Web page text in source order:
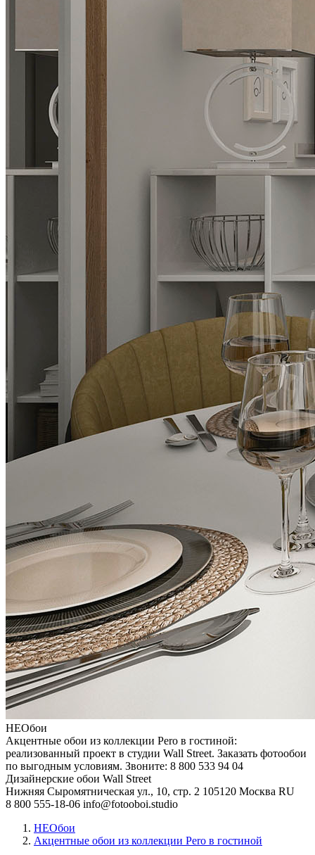
НЕОбои
Акцентные обои из коллекции Pero в гостиной:
реализованный проект в студии Wall Street. Заказать фотообои
по выгодным условиям. Звоните: 8 800 533 94 04
Дизайнерские обои Wall Street
Нижняя Сыромятническая ул., 10, стр. 2 105120 Москва RU
8 800 555-18-06 info@fotooboi.studio
НЕОбои
Акцентные обои из коллекции Pero в гостиной